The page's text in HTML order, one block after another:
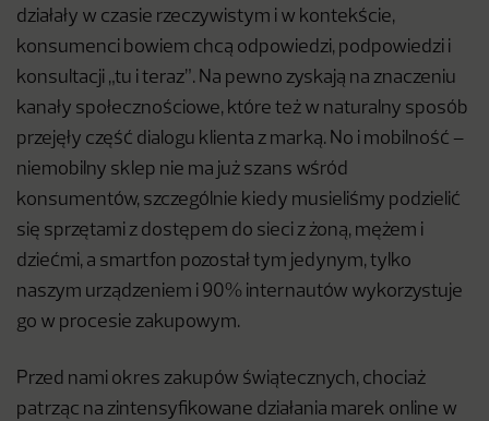
działały w czasie rzeczywistym i w kontekście,
konsumenci bowiem chcą odpowiedzi, podpowiedzi i
konsultacji „tu i teraz”. Na pewno zyskają na znaczeniu
kanały społecznościowe, które też w naturalny sposób
przejęły część dialogu klienta z marką. No i mobilność –
niemobilny sklep nie ma już szans wśród
konsumentów, szczególnie kiedy musieliśmy podzielić
się sprzętami z dostępem do sieci z żoną, mężem i
dziećmi, a smartfon pozostał tym jedynym, tylko
naszym urządzeniem i 90% internautów wykorzystuje
go w procesie zakupowym.
Przed nami okres zakupów świątecznych, chociaż
patrząc na zintensyfikowane działania marek online w